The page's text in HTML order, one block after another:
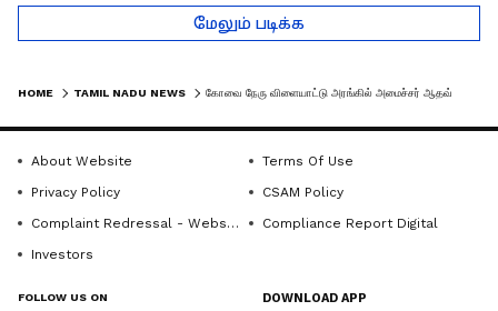
தொடர்கதை ஆவது
ஏன்?
Rajaram (Rtd ACP)
Interview
மேலும் படிக்க
HOME TAMIL NADU NEWS
About Website
Terms Of Use
Privacy Policy
CSAM Policy
Complaint Redressal - Website
Compliance Report Digital
Investors
FOLLOW US ON DOWNLOAD APP